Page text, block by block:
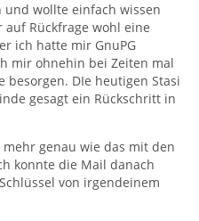
wollte einfach wissen
Rückfrage wohl eine
ich hatte mir GnuPG
mir ohnehin bei Zeiten mal
besorgen. DIe heutigen Stasi
gesagt ein Rückschritt in
genau wie das mit den
konnte die Mail danach
von irgendeinem